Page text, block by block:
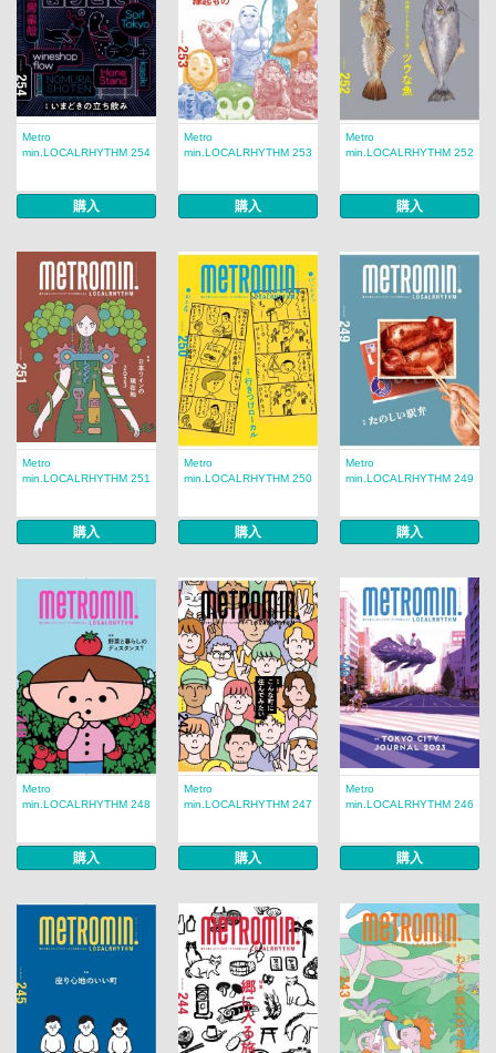
Metro
min.LOCALRHYTHM 254
購入
Metro
min.LOCALRHYTHM 253
購入
Metro
min.LOCALRHYTHM 252
購入
Metro
min.LOCALRHYTHM 251
購入
Metro
min.LOCALRHYTHM 250
購入
Metro
min.LOCALRHYTHM 249
購入
Metro
min.LOCALRHYTHM 248
購入
Metro
min.LOCALRHYTHM 247
購入
Metro
min.LOCALRHYTHM 246
購入